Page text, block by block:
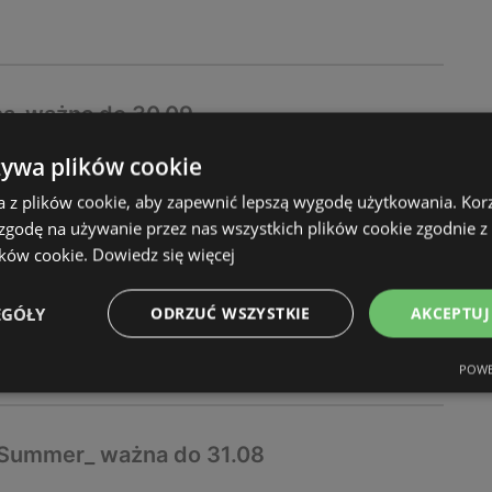
do 30.09
ważna do 31.08
plików cookie
z plików cookie, aby zapewnić lepszą wygodę użytkowania.
na używanie przez nas wszystkich plików cookie zgodnie
cookie. Dowiedz się więcej
ODRZUĆ WSZYSTKIE